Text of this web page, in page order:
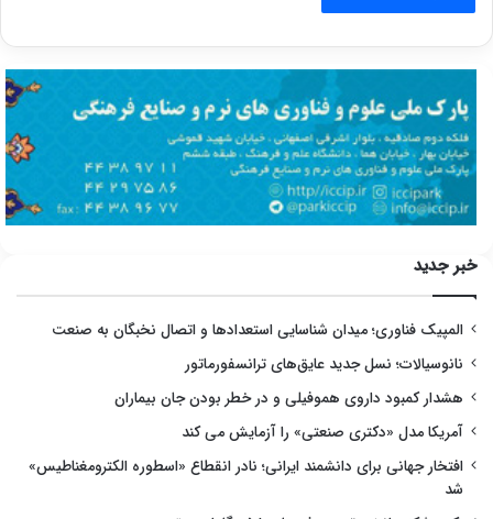
خبر جدید
المپیک فناوری؛ میدان شناسایی استعدادها و اتصال نخبگان به صنعت
نانوسیالات؛ نسل جدید عایق‌های ترانسفورماتور
هشدار کمبود داروی هموفیلی و در خطر بودن جان بیماران
آمریکا مدل «دکتری صنعتی» را آزمایش می کند
افتخار جهانی برای دانشمند ایرانی؛ نادر انقطاع «اسطوره الکترومغناطیس»
شد